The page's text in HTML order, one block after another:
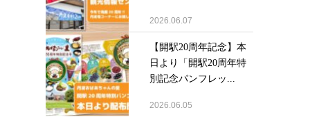
2026.06.07
【開駅20周年記念】本
日より「開駅20周年特
別記念パンフレッ...
2026.06.05